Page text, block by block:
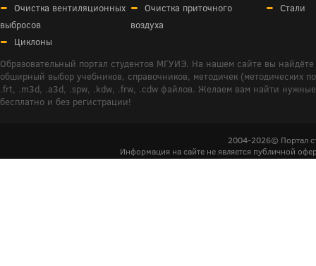
Очистка вентиляционных
выбросов
Очистка приточного
воздуха
Циклоны
Стали
Образовательный портал студентов МГУИЭ. На нашем сайте вы
обширный выбор учебников, справочников, методичек (методических
.frt, .m3d, .a3d, .spw, .kdw, .frw, .cdw файлов. Желаем вам найти
бесплатно и без регистрации!
2004-2026© Портал
Информация на сайте не является публичной